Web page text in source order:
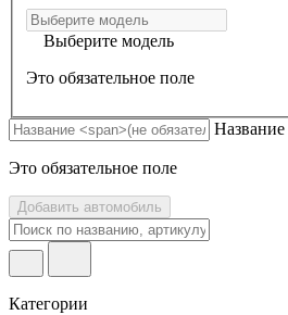
Выберите модель
Это обязательное поле
Название
Это обязательное поле
Добавить автомобиль
Категории